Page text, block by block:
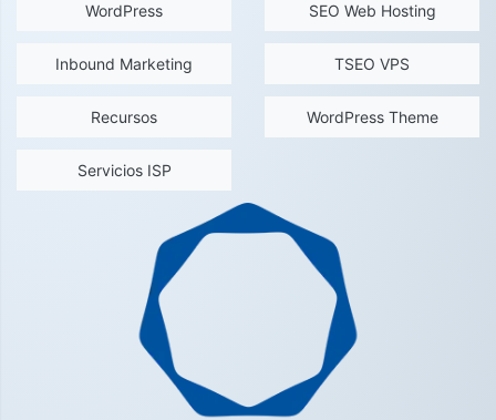
WordPress
Inbound Marketing
Recursos
Servicios ISP
SEO Web Hosting
TSEO VPS
WordPress Theme